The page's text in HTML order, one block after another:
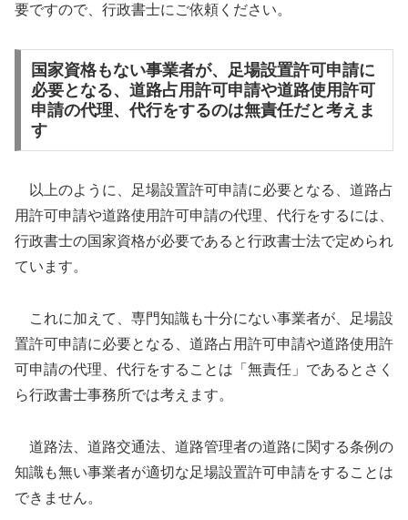
要ですので、行政書士にご依頼ください。
国家資格もない事業者が、足場設置許可申請に
必要となる、道路占用許可申請や道路使用許可
申請の代理、代行をするのは無責任だと考えま
す
以上のように、足場設置許可申請に必要となる、道路占
用許可申請や道路使用許可申請の代理、代行をするには、
行政書士の国家資格が必要であると行政書士法で定められ
ています。
これに加えて、専門知識も十分にない事業者が、足場設
置許可申請に必要となる、道路占用許可申請や道路使用許
可申請の代理、代行をすることは「無責任」であるとさく
ら行政書士事務所では考えます。
道路法、道路交通法、道路管理者の道路に関する条例の
知識も無い事業者が適切な足場設置許可申請をすることは
できません。